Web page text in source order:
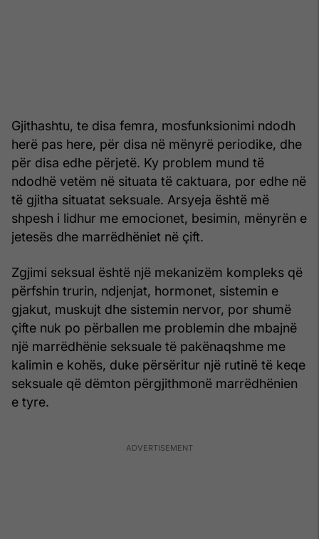
Gjithashtu, te disa femra, mosfunksionimi ndodh
herë pas here, për disa në mënyrë periodike, dhe
për disa edhe përjetë. Ky problem mund të
ndodhë vetëm në situata të caktuara, por edhe në
të gjitha situatat seksuale. Arsyeja është më
shpesh i lidhur me emocionet, besimin, mënyrën e
jetesës dhe marrëdhëniet në çift.
Zgjimi seksual është një mekanizëm kompleks që
përfshin trurin, ndjenjat, hormonet, sistemin e
gjakut, muskujt dhe sistemin nervor, por shumë
çifte nuk po përballen me problemin dhe mbajnë
një marrëdhënie seksuale të pakënaqshme me
kalimin e kohës, duke përsëritur një rutinë të keqe
seksuale që dëmton përgjithmonë marrëdhënien
e tyre.